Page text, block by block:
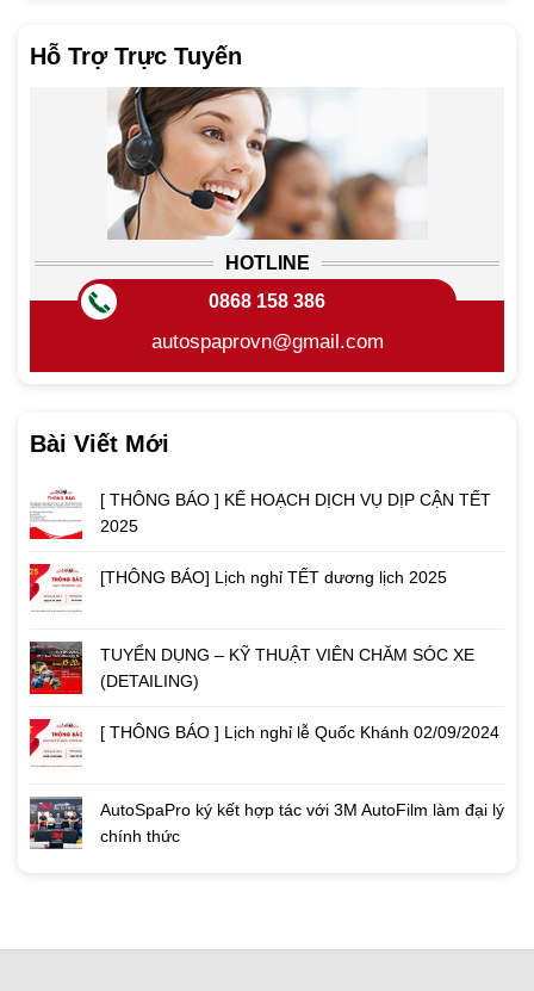
Hỗ Trợ Trực Tuyến
HOTLINE
0868 158 386
autospaprovn@gmail.com
Bài Viết Mới
[ THÔNG BÁO ] KẾ HOẠCH DỊCH VỤ DỊP CẬN TẾT
2025
[THÔNG BÁO] Lịch nghỉ TẾT dương lịch 2025
TUYỂN DỤNG – KỸ THUẬT VIÊN CHĂM SÓC XE
(DETAILING)
[ THÔNG BÁO ] Lịch nghỉ lễ Quốc Khánh 02/09/2024
AutoSpaPro ký kết hợp tác với 3M AutoFilm làm đại lý
chính thức